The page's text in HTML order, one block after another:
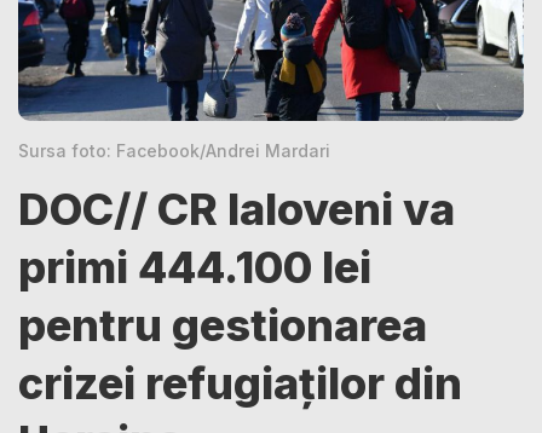
Sursa foto: Facebook/Andrei Mardari
DOC// CR Ialoveni va
primi 444.100 lei
pentru gestionarea
crizei refugiaților din